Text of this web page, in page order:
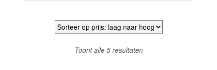
Toont alle 5 resultatenGesorteerd